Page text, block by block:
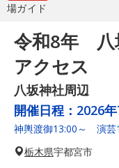
場ガイド
令和8年 八
アクセス
八坂神社周辺
開催日程： 2026
神輿渡御13:00～ 演芸
栃木県宇都宮市